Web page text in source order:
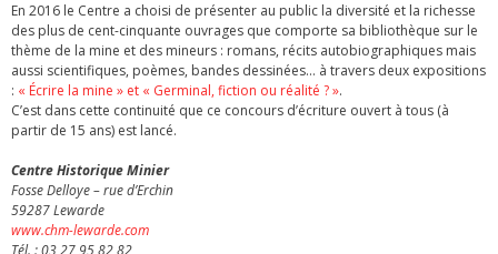
En 2016 le Centre a choisi de présenter au public la diversité et la richesse
des plus de cent-cinquante ouvrages que comporte sa bibliothèque sur le
thème de la mine et des mineurs : romans, récits autobiographiques mais
aussi scientifiques, poèmes, bandes dessinées… à travers deux expositions
: « Écrire la mine » et « Germinal, fiction ou réalité ? ».
C’est dans cette continuité que ce concours d’écriture ouvert à tous (à
partir de 15 ans) est lancé.
Centre Historique Minier
Fosse Delloye – rue d’Erchin
59287 Lewarde
www.chm-lewarde.com